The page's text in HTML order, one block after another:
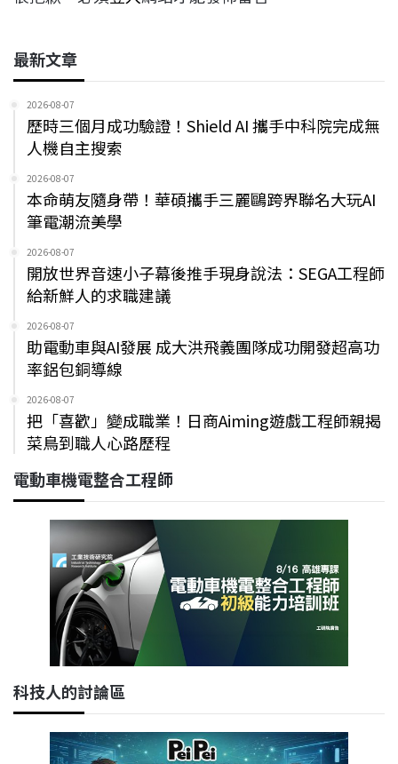
最新文章
2026-08-07
歷時三個月成功驗證！Shield AI 攜手中科院完成無
人機自主搜索
2026-08-07
本命萌友隨身帶！華碩攜手三麗鷗跨界聯名大玩AI
筆電潮流美學
2026-08-07
開放世界音速小子幕後推手現身說法：SEGA工程師
給新鮮人的求職建議
2026-08-07
助電動車與AI發展 成大洪飛義團隊成功開發超高功
率鋁包銅導線
2026-08-07
把「喜歡」變成職業！日商Aiming遊戲工程師親揭
菜鳥到職人心路歷程
電動車機電整合工程師
科技人的討論區